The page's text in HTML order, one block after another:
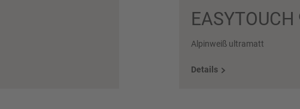
Alpinweiß ultramatt
Details